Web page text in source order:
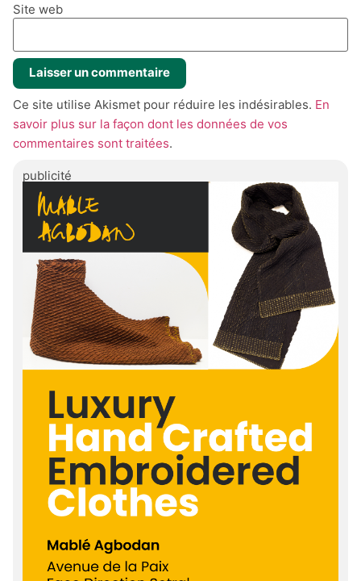
Site web
Ce site utilise Akismet pour réduire les indésirables. En
savoir plus sur la façon dont les données de vos
commentaires sont traitées.
publicité